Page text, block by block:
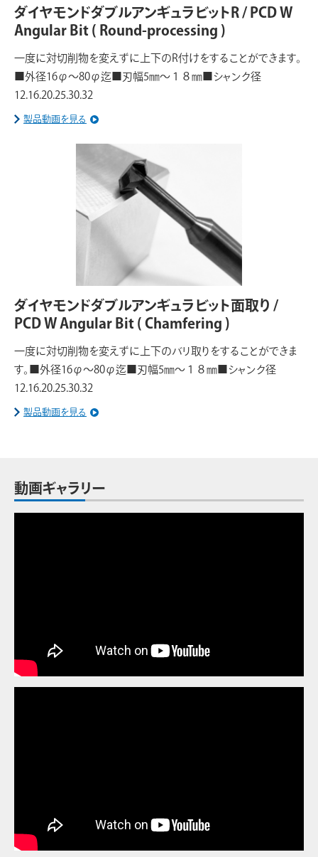
ダイヤモンドダブルアンギュラビットR / PCD W
Angular Bit ( Round-processing )
一度に対切削物を変えずに上下のR付けをすることができます。
■外径16φ〜80φ迄■刃幅5㎜〜１８㎜■シャンク径
12.16.20.25.30.32
製品動画を見る
ダイヤモンドダブルアンギュラビット面取り /
PCD W Angular Bit ( Chamfering )
一度に対切削物を変えずに上下のバリ取りをすることができま
す。■外径16φ〜80φ迄■刃幅5㎜〜１８㎜■シャンク径
12.16.20.25.30.32
製品動画を見る
動画ギャラリー